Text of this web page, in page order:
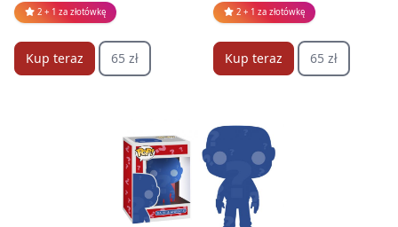
2 + 1 za złotówkę
Kup teraz 65 zł
2 + 1 za złotówkę
Kup teraz 65 zł